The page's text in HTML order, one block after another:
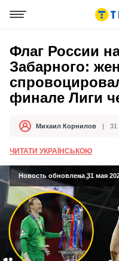
Флаг России
Забарного:
финале Лиги
АвторМихаил Корнилов
Дата публикации 31
ЧИТАТИ УКРАЇНСЬКОЮ
Новость обновлена 31 мая